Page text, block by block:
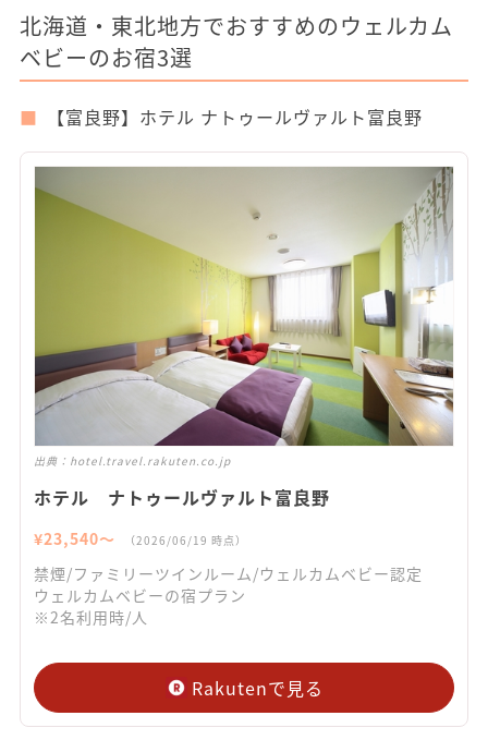
北海道・東北地方でおすすめのウェルカム
ベビーのお宿3選
【富良野】ホテル ナトゥールヴァルト富良野
出典： hotel.travel.rakuten.co.jp
ホテル ナトゥールヴァルト富良野
¥23,540〜 （2026/06/19 時点）
禁煙/ファミリーツインルーム/ウェルカムベビー認定
ウェルカムベビーの宿プラン
※2名利用時/人
Rakutenで見る